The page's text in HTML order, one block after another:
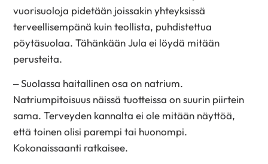
vuorisuoloja pidetään joissakin yhteyksissä
terveellisempänä kuin teollista, puhdistettua
pöytäsuolaa. Tähänkään Jula ei löydä mitään
perusteita.
– Suolassa haitallinen osa on natrium.
Natriumpitoisuus näissä tuotteissa on suurin piirtein
sama. Terveyden kannalta ei ole mitään näyttöä,
että toinen olisi parempi tai huonompi.
Kokonaissaanti ratkaisee.